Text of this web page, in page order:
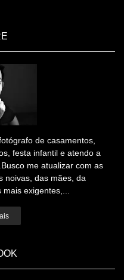
de casamentos,
festa infantil e atendo a
me atualizar com as
noivas, das mães, da
exigentes,...